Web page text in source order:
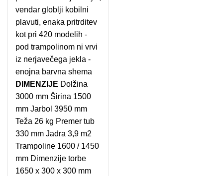
vendar globlji kobilni
plavuti, enaka pritrditev
kot pri 420 modelih -
pod trampolinom ni vrvi
iz nerjavečega jekla -
enojna barvna shema
DIMENZIJE Dolžina
3000 mm Širina 1500
mm Jarbol 3950 mm
Teža 26 kg Premer tub
330 mm Jadra 3,9 m2
Trampoline 1600 / 1450
mm Dimenzije torbe
1650 x 300 x 300 mm